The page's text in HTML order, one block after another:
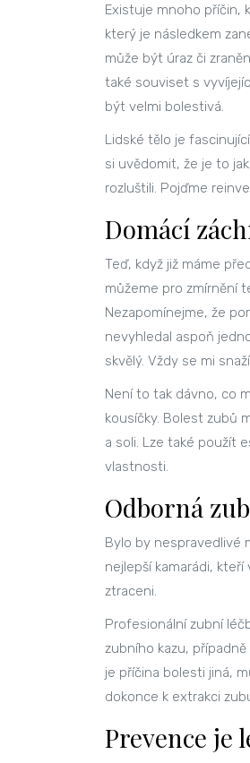
Existuje mnoho příčin,
který je následkem
může být úraz či
také souviset s
být velmi bolestivá.
Lidské tělo je
si uvědomit, že je to
rozluštili. Pojďme
Domácí
Teď, když již máme
můžeme pro zmírnění
Nezapomínejme, že
nevyhledal aspoň
skvělý. Vždy se mi
Není to tak dávno, co
kousíčky. Bolest zubů
a soli. Lze také použít
vlastnosti.
Odborná
Bylo by nespravedlivé
nejlepší kamarádi,
ztraceni.
Profesionální zubní
zubního kazu,
je příčina bolesti jiná,
dokonce k extrakci
Prevence je